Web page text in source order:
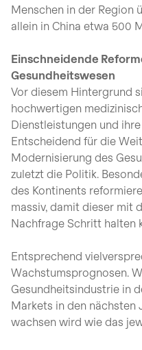
Menschen in der Region
allein in China etwa 500
Einschneidende
Gesundheitswesen
Vor diesem Hintergrund
hochwertigen
Dienstleistungen und
Entscheidend für die
Modernisierung des
zuletzt die Politik.
des Kontinents
massiv, damit dieser mit
Nachfrage Schritt halten
Entsprechend
Wachstumsprognosen.
Gesundheitsindustrie in
Markets in den nächsten
wachsen wird wie das